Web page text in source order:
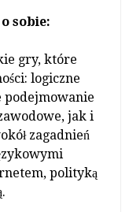
sobie:
gry, które
logiczne
podejmowanie
jak i
zagadnień
polityką